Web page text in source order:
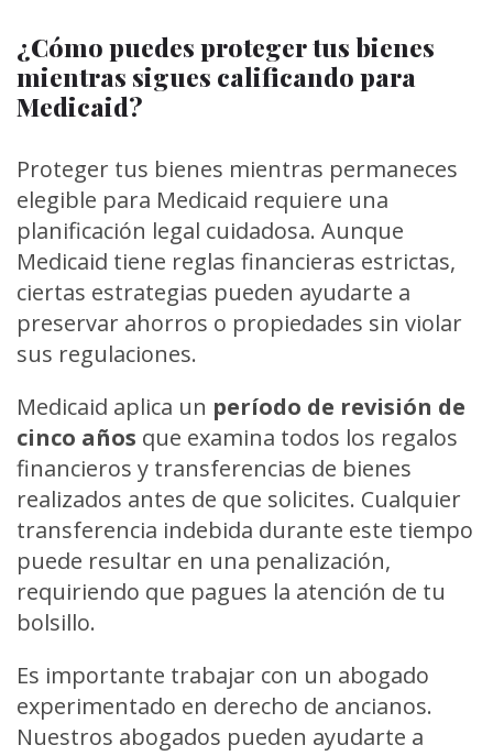
¿Cómo puedes proteger tus bienes
mientras sigues calificando para
Medicaid?
Proteger tus bienes mientras permaneces
elegible para Medicaid requiere una
planificación legal cuidadosa. Aunque
Medicaid tiene reglas financieras estrictas,
ciertas estrategias pueden ayudarte a
preservar ahorros o propiedades sin violar
sus regulaciones.
Medicaid aplica un período de revisión de
cinco años que examina todos los regalos
financieros y transferencias de bienes
realizados antes de que solicites. Cualquier
transferencia indebida durante este tiempo
puede resultar en una penalización,
requiriendo que pagues la atención de tu
bolsillo.
Es importante trabajar con un abogado
experimentado en derecho de ancianos.
Nuestros abogados pueden ayudarte a